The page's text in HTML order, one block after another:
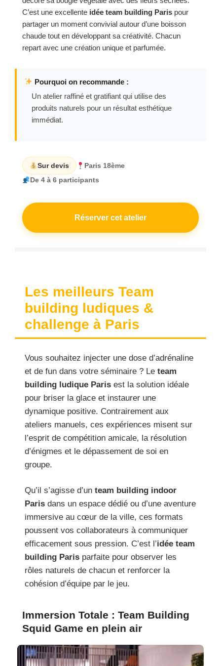
C’est une excellente idée team building Paris pour
partager un moment convivial autour d’une boisson
chaude tout en développant sa créativité. Chacun
repart avec une création unique et parfumée.
Pourquoi on recommande :
Un atelier raffiné et gratifiant qui utilise des
produits naturels pour un résultat esthétique
immédiat.
Sur devis
Paris 18ème
De 4 à 6 participants
Réserver cet atelier
Les meilleurs Team
building ludiques &
challenge à Paris
Vous souhaitez injecter une dose d’adrénaline
et de fun dans votre séminaire ? Le team
building ludique Paris est la solution idéale
pour briser la glace et instaurer une
dynamique positive. Contrairement aux
ateliers manuels, ces expériences misent sur
l’esprit de compétition amicale, la résolution
d’énigmes et le dépassement de soi en
groupe.
Qu’il s’agisse d’un team building indoor
Paris dans un espace dédié ou d’une aventure
immersive au cœur de la ville, ces formats
poussent vos collaborateurs à communiquer
efficacement sous pression. C’est l’idée team
building Paris parfaite pour observer les
rôles naturels de chacun et renforcer la
cohésion d’équipe par le jeu.
Immersion Totale : Team Building
Squid Game en plein air